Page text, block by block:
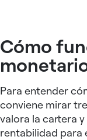
Cómo
Para entender
conviene mirar
valora la cartera
rentabilidad para